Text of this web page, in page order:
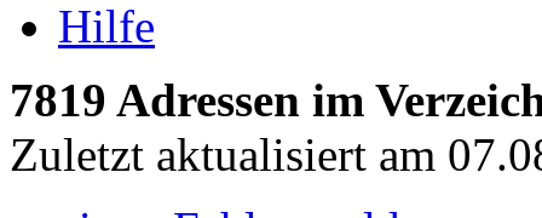
Hilfe
7819 Adressen im
Zuletzt aktualisiert am